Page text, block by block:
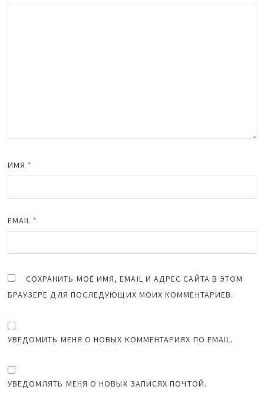
ИМЯ *
EMAIL *
СОХРАНИТЬ МОЁ ИМЯ, EMAIL И АДРЕС САЙТА В ЭТОМ
БРАУЗЕРЕ ДЛЯ ПОСЛЕДУЮЩИХ МОИХ КОММЕНТАРИЕВ.
УВЕДОМИТЬ МЕНЯ О НОВЫХ КОММЕНТАРИЯХ ПО EMAIL.
УВЕДОМЛЯТЬ МЕНЯ О НОВЫХ ЗАПИСЯХ ПОЧТОЙ.